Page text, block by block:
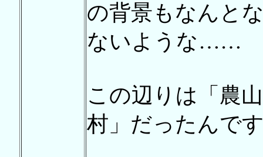
の背景もなんと
ないような……
この辺りは「農
村」だったんで